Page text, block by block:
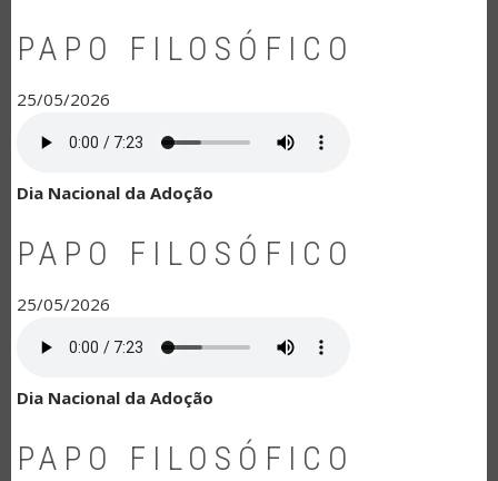
PAPO FILOSÓFICO
25/05/2026
Dia Nacional da Adoção
PAPO FILOSÓFICO
25/05/2026
Dia Nacional da Adoção
PAPO FILOSÓFICO